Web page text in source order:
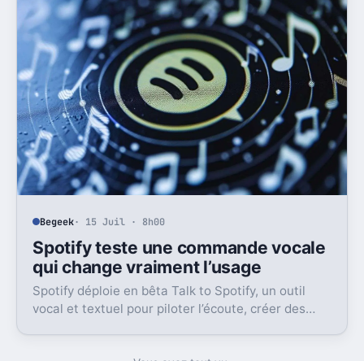
Begeek· 15 Juil · 8h00
Spotify teste une commande vocale
qui change vraiment l’usage
Spotify déploie en bêta Talk to Spotify, un outil
vocal et textuel pour piloter l’écoute, créer des